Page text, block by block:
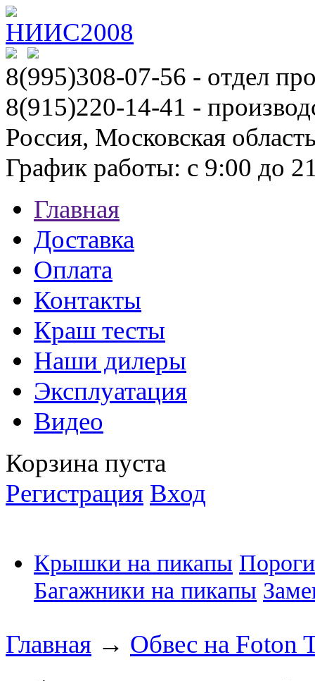
8(995)308-07-56 - отдел
8(915)220-14-41 -
Россия, Московская
График работы: с 9:00 до
Главная
Доставка
Оплата
Контакты
Краш тесты
Наши дилеры
Эксплуатация
Видео
Корзина пуста
Регистрация Вход
Крышки на пикапы
Багажники на пикапы
Главная → Обвес на Foton